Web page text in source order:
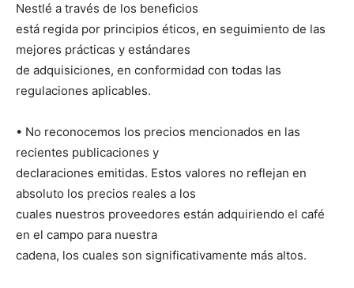
Nestlé a través de los beneficios
está regida por principios éticos, en seguimiento de las
mejores prácticas y estándares
de adquisiciones, en conformidad con todas las
regulaciones aplicables.
• No reconocemos los precios mencionados en las
recientes publicaciones y
declaraciones emitidas. Estos valores no reflejan en
absoluto los precios reales a los
cuales nuestros proveedores están adquiriendo el café
en el campo para nuestra
cadena, los cuales son significativamente más altos.